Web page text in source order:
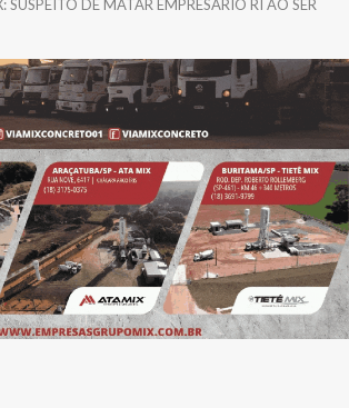
DE MATAR EMPRESÁRIO RI AO SER